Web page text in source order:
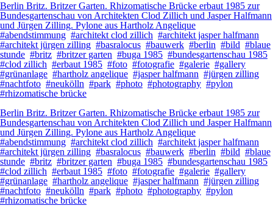
Berlin Britz. Britzer Garten. Rhizomatische Brücke erbaut 1985 zur
Bundesgartenschau von Architekten Clod Zillich und Jasper Halfmann
und Jürgen Zilling. Pylone aus Hartholz Angelique
#abendstimmung #architekt clod zillich #architekt jasper halfmann
#architekt jürgen zilling #basralocus #bauwerk #berlin #bild #blaue
stunde #britz #britzer garten #buga 1985 #bundesgartenschau 1985
#clod zillich #erbaut 1985 #foto #fotografie #galerie #gallery
#grünanlage #hartholz angelique #jasper halfmann #jürgen zilling
#nachtfoto #neukölln #park #photo #photography #pylon
#rhizomatische brücke
Berlin Britz. Britzer Garten. Rhizomatische Brücke erbaut 1985 zur
Bundesgartenschau von Architekten Clod Zillich und Jasper Halfmann
und Jürgen Zilling. Pylone aus Hartholz Angelique
#abendstimmung #architekt clod zillich #architekt jasper halfmann
#architekt jürgen zilling #basralocus #bauwerk #berlin #bild #blaue
stunde #britz #britzer garten #buga 1985 #bundesgartenschau 1985
#clod zillich #erbaut 1985 #foto #fotografie #galerie #gallery
#grünanlage #hartholz angelique #jasper halfmann #jürgen zilling
#nachtfoto #neukölln #park #photo #photography #pylon
#rhizomatische brücke